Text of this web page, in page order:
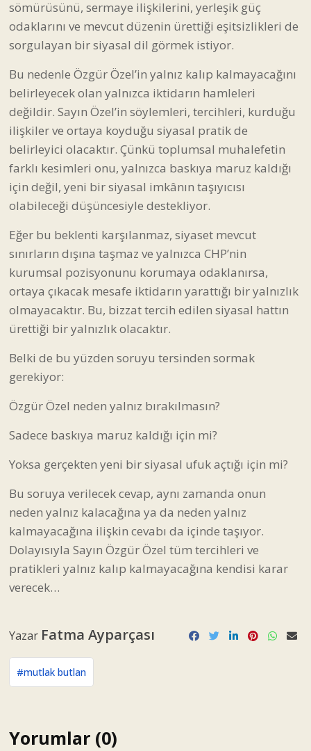
sömürüsünü, sermaye ilişkilerini, yerleşik güç
odaklarını ve mevcut düzenin ürettiği eşitsizlikleri de
sorgulayan bir siyasal dil görmek istiyor.
Bu nedenle Özgür Özel’in yalnız kalıp kalmayacağını
belirleyecek olan yalnızca iktidarın hamleleri
değildir. Sayın Özel’in söylemleri, tercihleri, kurduğu
ilişkiler ve ortaya koyduğu siyasal pratik de
belirleyici olacaktır. Çünkü toplumsal muhalefetin
farklı kesimleri onu, yalnızca baskıya maruz kaldığı
için değil, yeni bir siyasal imkânın taşıyıcısı
olabileceği düşüncesiyle destekliyor.
Eğer bu beklenti karşılanmaz, siyaset mevcut
sınırların dışına taşmaz ve yalnızca CHP’nin
kurumsal pozisyonunu korumaya odaklanırsa,
ortaya çıkacak mesafe iktidarın yarattığı bir yalnızlık
olmayacaktır. Bu, bizzat tercih edilen siyasal hattın
ürettiği bir yalnızlık olacaktır.
Belki de bu yüzden soruyu tersinden sormak
gerekiyor:
Özgür Özel neden yalnız bırakılmasın?
Sadece baskıya maruz kaldığı için mi?
Yoksa gerçekten yeni bir siyasal ufuk açtığı için mi?
Bu soruya verilecek cevap, aynı zamanda onun
neden yalnız kalacağına ya da neden yalnız
kalmayacağına ilişkin cevabı da içinde taşıyor.
Dolayısıyla Sayın Özgür Özel tüm tercihleri ve
pratikleri yalnız kalıp kalmayacağına kendisi karar
verecek…
Yazar Fatma Ayparçası
#mutlak butlan
Yorumlar (0)